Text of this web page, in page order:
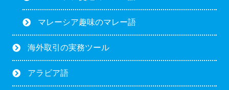
マレーシア趣味のマレー語
海外取引の実務ツール
アラビア語